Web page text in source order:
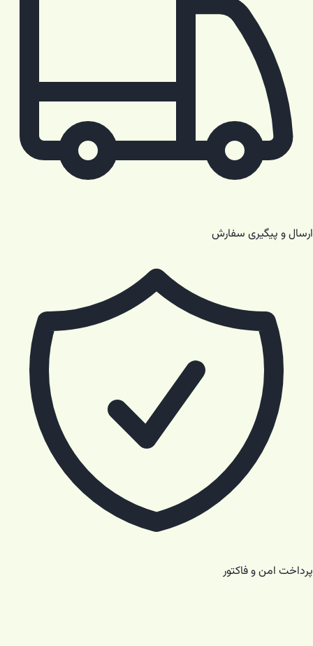
ارسال و پیگیری سفارش
پرداخت امن و فاکتور